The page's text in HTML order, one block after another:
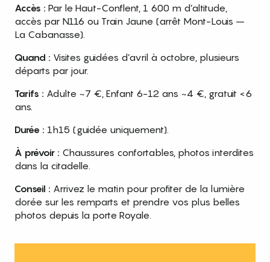
Accès : Par le Haut-Conflent, 1 600 m d’altitude,
accès par N116 ou Train Jaune (arrêt Mont-Louis –
La Cabanasse).
Quand : Visites guidées d’avril à octobre, plusieurs
départs par jour.
Tarifs : Adulte ~7 €, Enfant 6-12 ans ~4 €, gratuit <6
ans.
Durée : 1h15 (guidée uniquement).
À prévoir : Chaussures confortables, photos interdites
dans la citadelle.
Conseil : Arrivez le matin pour profiter de la lumière
dorée sur les remparts et prendre vos plus belles
photos depuis la porte Royale.